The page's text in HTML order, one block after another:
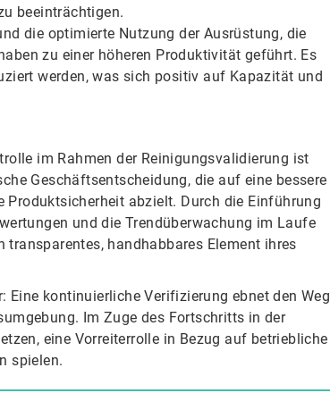
beeinträchtigen.
die optimierte Nutzung der Ausrüstung, die
zu einer höheren Produktivität geführt. Es
werden, was sich positiv auf Kapazität und
im Rahmen der Reinigungsvalidierung ist
Geschäftsentscheidung, die auf eine bessere
Produktsicherheit abzielt. Durch die Einführung
und die Trendüberwachung im Laufe
transparentes, handhabbares Element ihres
kontinuierliche Verifizierung ebnet den Weg
Im Zuge des Fortschritts in der
eine Vorreiterrolle in Bezug auf betriebliche
spielen.